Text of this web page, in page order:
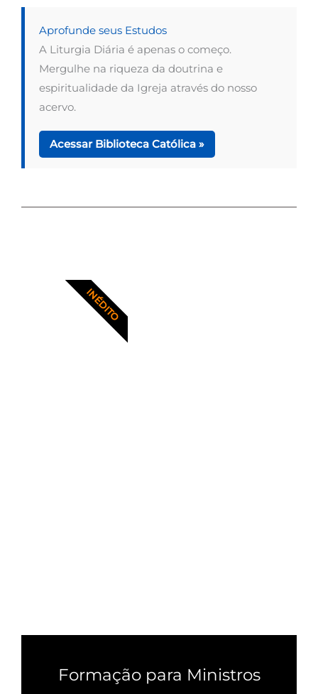
Aprofunde seus Estudos
A Liturgia Diária é apenas o começo.
Mergulhe na riqueza da doutrina e
espiritualidade da Igreja através do nosso
acervo.
Acessar Biblioteca Católica »
Formação para Ministros
INÉDITO